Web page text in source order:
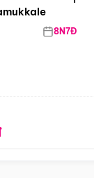
8N7Đ